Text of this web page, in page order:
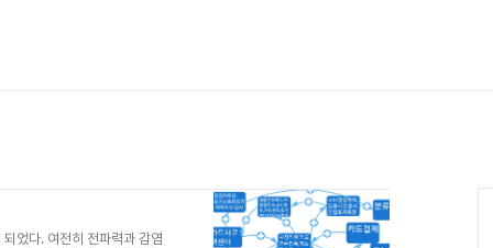
었다. 여전히 전파력과 감염